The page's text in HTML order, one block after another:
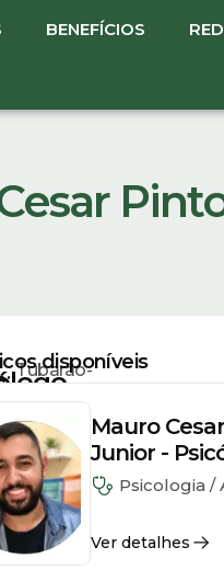
BENEFÍCIOS
Tubarão-
SC
disponíveis
Mauro
Junior -
Psicologia /
Ver detalhes